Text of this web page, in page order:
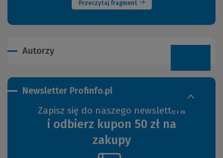
Przeczytaj fragment
Autorzy
Newsletter Profinfo.pl
Zapisz się do naszego newslettera
i odbierz kupon 50 zł na
zakupy